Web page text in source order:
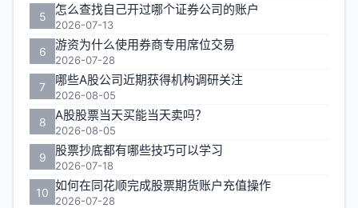
5 怎么查找自己开过哪个证券公司的账户
2026-07-13
6 游资为什么使用券商专用席位交易
2026-07-28
7 哪些A股公司近期获得机构调研关注
2026-08-05
8 A股股票当天买能当天卖吗？
2026-08-05
9 股票抄底都有哪些技巧可以学习
2026-07-18
10 如何在同花顺完成股票期货账户充值操作
2026-07-28